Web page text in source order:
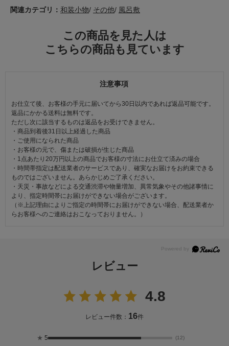
関連カテゴリ： 和装小物/ その他/ 風呂敷
この商品を見た人は
こちらの商品も見ています
注意事項
お仕立て後、お客様の手元に届いてから30日以内であれば返品可能です。
返品にかかる送料は無料です。
ただし次に該当するものは返品をお受けできません。
・商品到着後31日以上経過した商品
・ご使用になられた商品
・お客様の元で、傷または破損が生じた商品
・1点あたり20万円以上の商品でお客様の寸法にお仕立て済みの場合
・時間帯指定は配送業者のサービスであり、確実なお届けをお約束できる
ものではございません。あらかじめご了承ください。
・天災・事故などによる交通渋滞や物量増加、異常気象やその他諸事情に
より、指定時間帯にお届けができない場合がございます。
（※上記理由によりご指定の時間帯にお届けができない場合、配送業者か
らお客様へのご連絡はおこなっておりません。）
レビュー
4.8
レビュー件数： 16件
★ 5 (12)